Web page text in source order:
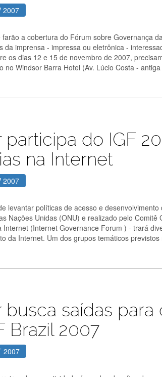
2007
a cobertura do Fórum sobre Governança
da imprensa - impressa ou eletrônica -
os dias 12 e 15 de novembro de 2007,
no Windsor Barra Hotel (Av. Lúcio Costa - antiga
participa do IGF
na Internet
2007
levantar políticas de acesso e
Nações Unidas (ONU) e realizado pelo
Internet (Internet Governance Forum ) - trará
da Internet. Um dos grupos temáticos previstos
busca saídas
Brazil 2007
2007